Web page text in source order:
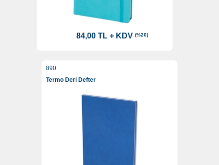
84,00 TL + KDV (%20)
890
Termo Deri Defter